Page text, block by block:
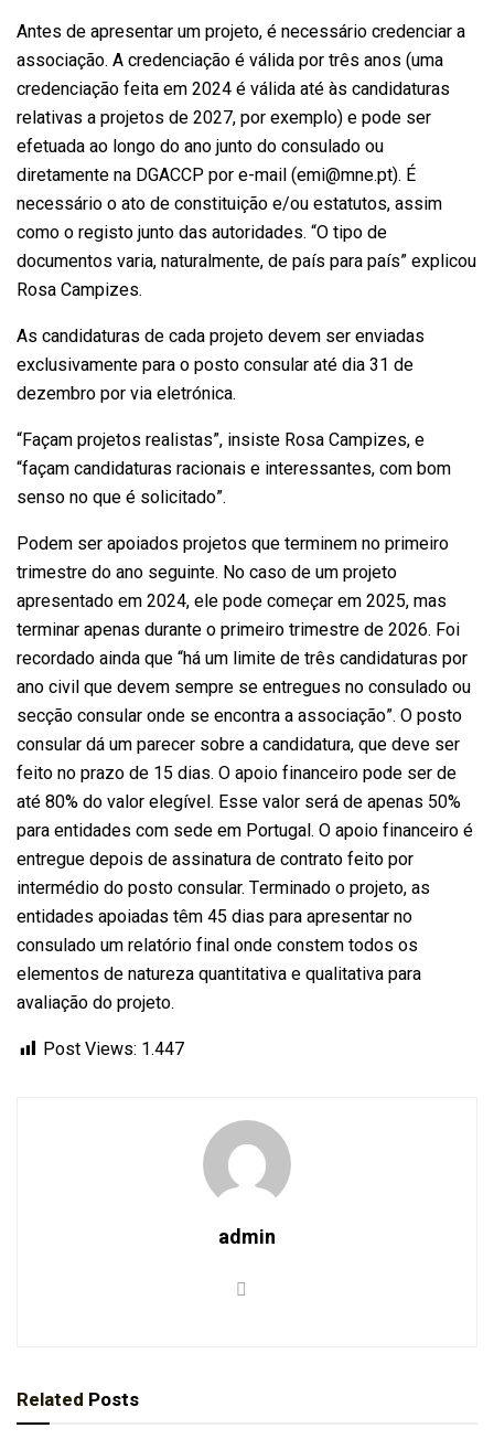
Antes de apresentar um projeto, é necessário credenciar a
associação. A credenciação é válida por três anos (uma
credenciação feita em 2024 é válida até às candidaturas
relativas a projetos de 2027, por exemplo) e pode ser
efetuada ao longo do ano junto do consulado ou
diretamente na DGACCP por e-mail (emi@mne.pt). É
necessário o ato de constituição e/ou estatutos, assim
como o registo junto das autoridades. “O tipo de
documentos varia, naturalmente, de país para país” explicou
Rosa Campizes.
As candidaturas de cada projeto devem ser enviadas
exclusivamente para o posto consular até dia 31 de
dezembro por via eletrónica.
“Façam projetos realistas”, insiste Rosa Campizes, e
“façam candidaturas racionais e interessantes, com bom
senso no que é solicitado”.
Podem ser apoiados projetos que terminem no primeiro
trimestre do ano seguinte. No caso de um projeto
apresentado em 2024, ele pode começar em 2025, mas
terminar apenas durante o primeiro trimestre de 2026. Foi
recordado ainda que “há um limite de três candidaturas por
ano civil que devem sempre se entregues no consulado ou
secção consular onde se encontra a associação”. O posto
consular dá um parecer sobre a candidatura, que deve ser
feito no prazo de 15 dias. O apoio financeiro pode ser de
até 80% do valor elegível. Esse valor será de apenas 50%
para entidades com sede em Portugal. O apoio financeiro é
entregue depois de assinatura de contrato feito por
intermédio do posto consular. Terminado o projeto, as
entidades apoiadas têm 45 dias para apresentar no
consulado um relatório final onde constem todos os
elementos de natureza quantitativa e qualitativa para
avaliação do projeto.
Post Views: 1.447
admin
Related Posts